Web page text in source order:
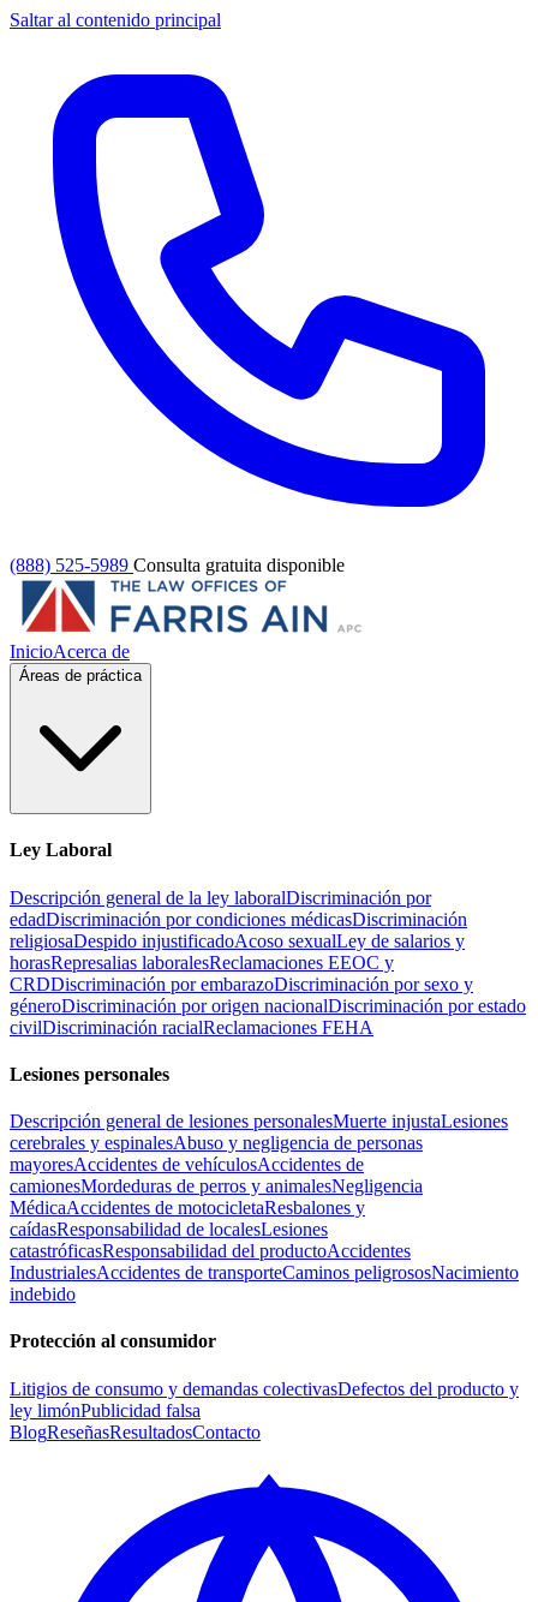
Saltar al contenido principal
(888) 525-5989 Consulta gratuita disponible
InicioAcerca de
Áreas de práctica
Ley Laboral
Descripción general de la ley laboralDiscriminación por
edadDiscriminación por condiciones médicasDiscriminación
religiosaDespido injustificadoAcoso sexualLey de salarios y
horasRepresalias laboralesReclamaciones EEOC y
CRDDiscriminación por embarazoDiscriminación por sexo y
géneroDiscriminación por origen nacionalDiscriminación por estado
civilDiscriminación racialReclamaciones FEHA
Lesiones personales
Descripción general de lesiones personalesMuerte injustaLesiones
cerebrales y espinalesAbuso y negligencia de personas
mayoresAccidentes de vehículosAccidentes de
camionesMordeduras de perros y animalesNegligencia
MédicaAccidentes de motocicletaResbalones y
caídasResponsabilidad de localesLesiones
catastróficasResponsabilidad del productoAccidentes
IndustrialesAccidentes de transporteCaminos peligrososNacimiento
indebido
Protección al consumidor
Litigios de consumo y demandas colectivasDefectos del producto y
ley limónPublicidad falsa
BlogReseñasResultadosContacto